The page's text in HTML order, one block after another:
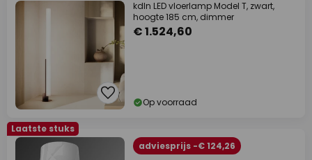
kdln LED vloerlamp Model T, zwart,
hoogte 185 cm, dimmer
€ 1.524,60
Op voorraad
Laatste stuks
adviesprijs -€ 124,26